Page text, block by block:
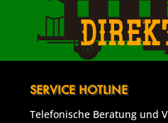
SERVICE HOTLINE
Telefonische Beratung und